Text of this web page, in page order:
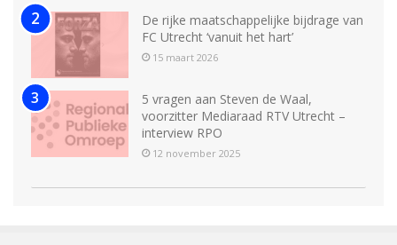
De rijke maatschappelijke bijdrage van
FC Utrecht ‘vanuit het hart’
15 maart 2026
5 vragen aan Steven de Waal,
voorzitter Mediaraad RTV Utrecht –
interview RPO
12 november 2025